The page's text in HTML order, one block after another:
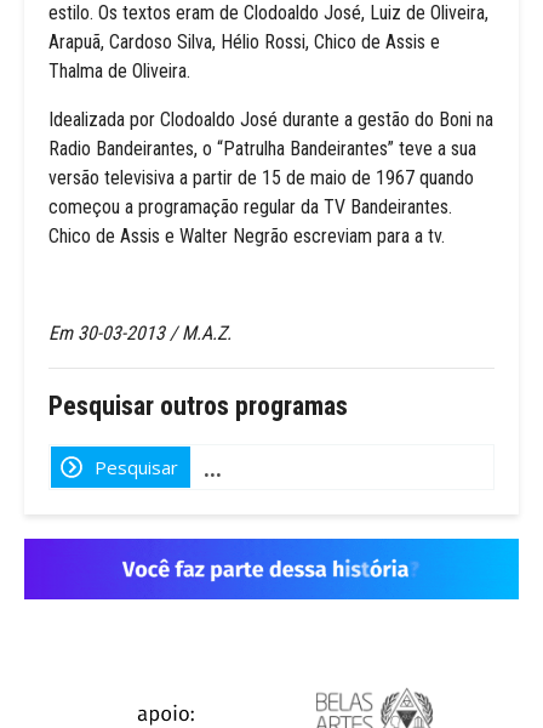
estilo. Os textos eram de Clodoaldo José, Luiz de Oliveira,
Arapuã, Cardoso Silva, Hélio Rossi, Chico de Assis e
Thalma de Oliveira.
Idealizada por Clodoaldo José durante a gestão do Boni na
Radio Bandeirantes, o “Patrulha Bandeirantes” teve a sua
versão televisiva a partir de 15 de maio de 1967 quando
começou a programação regular da TV Bandeirantes.
Chico de Assis e Walter Negrão escreviam para a tv.
Em 30-03-2013 / M.A.Z.
Pesquisar outros programas
Pesquisar